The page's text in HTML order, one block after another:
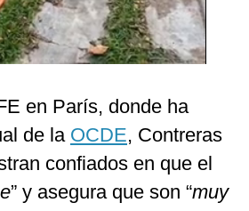
en París, donde ha
de la OCDE, Contreras
confiados en que el
” y asegura que son “muy